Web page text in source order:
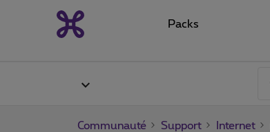
Packs
Communauté Support Internet